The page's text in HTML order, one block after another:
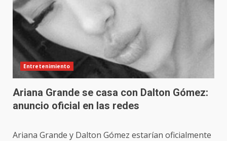
Entretenimiento
Ariana Grande se casa con Dalton Gómez:
anuncio oficial en las redes
Ariana Grande y Dalton Gómez estarían oficialmente